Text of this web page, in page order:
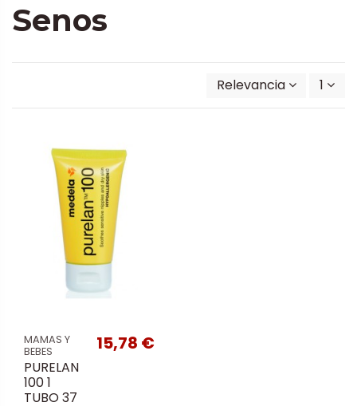
Senos
Relevancia 1
MAMAS Y
BEBES
PURELAN
100 1
TUBO 37
15,78 €